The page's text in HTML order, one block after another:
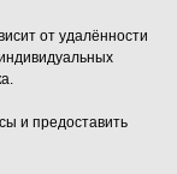
от удалённости
и предоставить